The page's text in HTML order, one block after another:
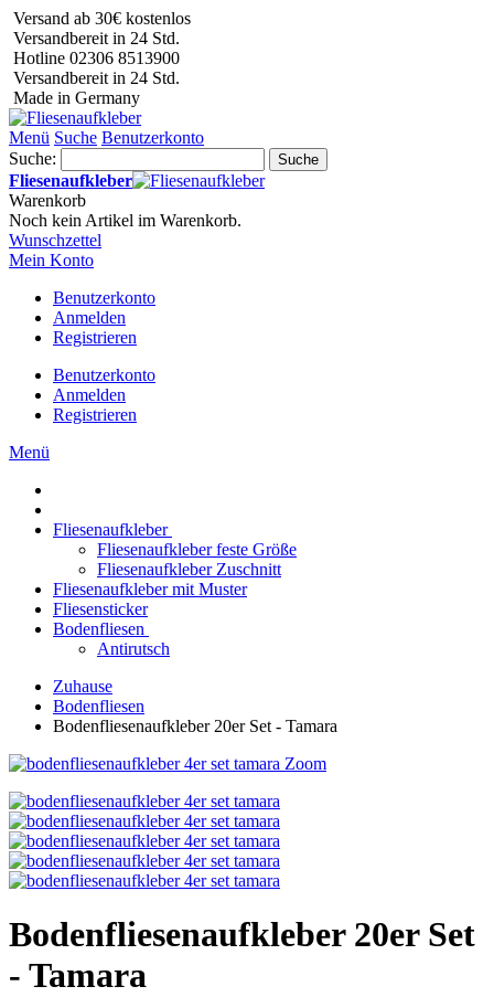
Versand ab 30€ kostenlos
Versandbereit in 24 Std.
Hotline 02306 8513900
Versandbereit in 24 Std.
Made in Germany
Menü Suche Benutzerkonto
Suche:
Suche
Fliesenaufkleber
Warenkorb
Noch kein Artikel im Warenkorb.
Wunschzettel
Mein Konto
Benutzerkonto
Anmelden
Registrieren
Benutzerkonto
Anmelden
Registrieren
Menü
Fliesenaufkleber
Fliesenaufkleber feste Größe
Fliesenaufkleber Zuschnitt
Fliesenaufkleber mit Muster
Fliesensticker
Bodenfliesen
Antirutsch
Zuhause
Bodenfliesen
Bodenfliesenaufkleber 20er Set - Tamara
Zoom
Bodenfliesenaufkleber 20er Set
- Tamara